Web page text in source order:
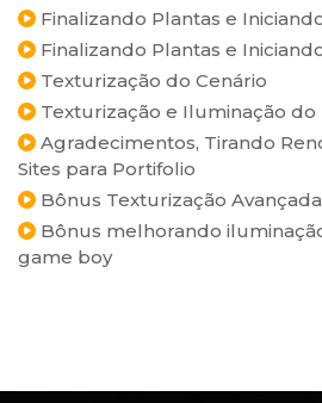
Finalizando Plantas e
Finalizando Plantas e
Texturização do Cenário
Texturização e Iluminação do
Agradecimentos, Tirando
Sites para Portifolio
Bônus Texturização
Bônus melhorando
game boy